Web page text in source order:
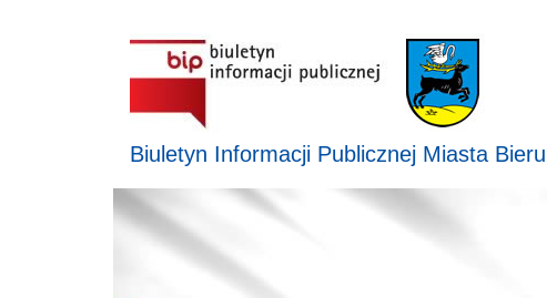
Biuletyn Informacji Publicznej Miasta